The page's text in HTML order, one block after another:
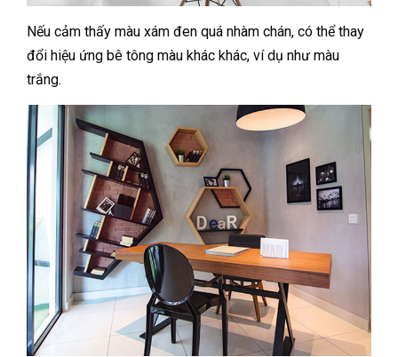
Nếu cảm thấy màu xám đen quá nhàm chán, có thể thay
đổi hiệu ứng bê tông màu khác khác, ví dụ như màu
trắng.